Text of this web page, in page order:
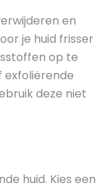
en
je huid frisser
op te
exfoliërende
deze niet
huid. Kies een